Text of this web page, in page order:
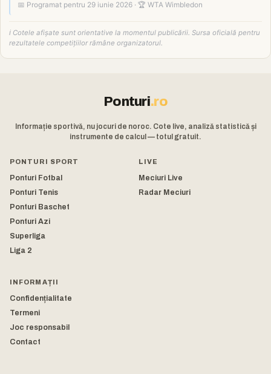
📅 Programat pentru 29 iunie 2026 · 🏆 WTA Wimbledon
ℹ️ Cotele afișate sunt orientative la momentul publicării. Sursa oficială pentru
rezultatele competițiilor rămâne organizatorul.
Ponturi.ro
Informație sportivă, nu jocuri de noroc. Cote live, analiză statistică și
instrumente de calcul — totul gratuit.
PONTURI SPORT
Ponturi Fotbal
Ponturi Tenis
Ponturi Baschet
Ponturi Azi
Superliga
Liga 2
LIVE
Meciuri Live
Radar Meciuri
INFORMAȚII
Confidențialitate
Termeni
Joc responsabil
Contact